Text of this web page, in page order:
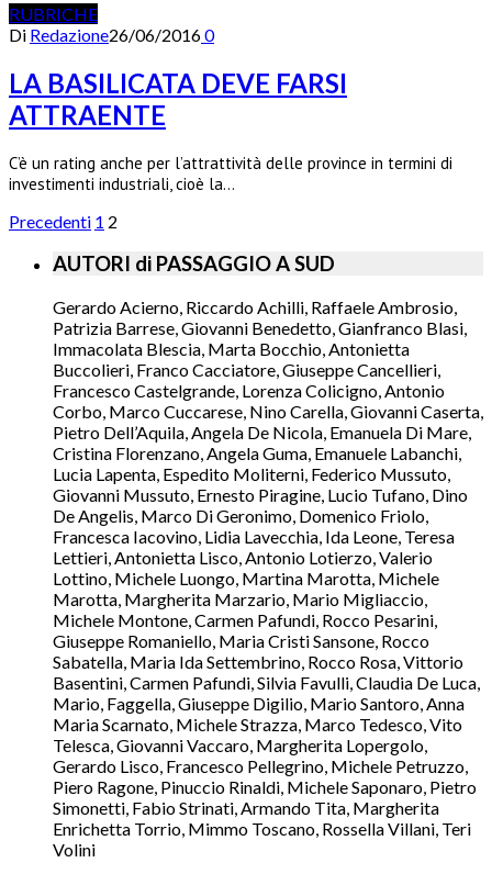
RUBRICHE
Di Redazione26/06/20160
LA BASILICATA DEVE FARSI
ATTRAENTE
C’è un rating anche per l’attrattività delle province in termini di
investimenti industriali, cioè la…
Precedenti 1 2
AUTORI di PASSAGGIO A SUD
Gerardo Acierno, Riccardo Achilli, Raffaele Ambrosio,
Patrizia Barrese, Giovanni Benedetto, Gianfranco Blasi,
Immacolata Blescia, Marta Bocchio, Antonietta
Buccolieri, Franco Cacciatore, Giuseppe Cancellieri,
Francesco Castelgrande, Lorenza Colicigno, Antonio
Corbo, Marco Cuccarese, Nino Carella, Giovanni Caserta,
Pietro Dell’Aquila, Angela De Nicola, Emanuela Di Mare,
Cristina Florenzano, Angela Guma, Emanuele Labanchi,
Lucia Lapenta, Espedito Moliterni, Federico Mussuto,
Giovanni Mussuto, Ernesto Piragine, Lucio Tufano, Dino
De Angelis, Marco Di Geronimo, Domenico Friolo,
Francesca Iacovino, Lidia Lavecchia, Ida Leone, Teresa
Lettieri, Antonietta Lisco, Antonio Lotierzo, Valerio
Lottino, Michele Luongo, Martina Marotta, Michele
Marotta, Margherita Marzario, Mario Migliaccio,
Michele Montone, Carmen Pafundi, Rocco Pesarini,
Giuseppe Romaniello, Maria Cristi Sansone, Rocco
Sabatella, Maria Ida Settembrino, Rocco Rosa, Vittorio
Basentini, Carmen Pafundi, Silvia Favulli, Claudia De Luca,
Mario, Faggella, Giuseppe Digilio, Mario Santoro, Anna
Maria Scarnato, Michele Strazza, Marco Tedesco, Vito
Telesca, Giovanni Vaccaro, Margherita Lopergolo,
Gerardo Lisco, Francesco Pellegrino, Michele Petruzzo,
Piero Ragone, Pinuccio Rinaldi, Michele Saponaro, Pietro
Simonetti, Fabio Strinati, Armando Tita, Margherita
Enrichetta Torrio, Mimmo Toscano, Rossella Villani, Teri
Volini